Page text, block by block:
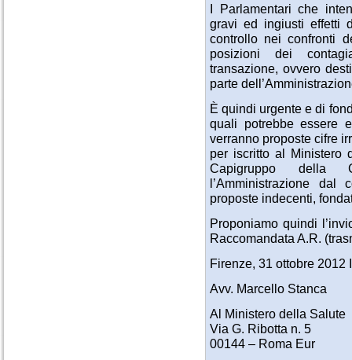
I Parlamentari che
gravi ed ingiusti effetti
controllo nei confronti
posizioni dei
transazione, ovvero
parte
È quindi urgente e di
quali potrebbe essere
verranno proposte cifre
per iscritto al Ministero
Capigruppo della
l’Amministrazione dal
proposte indecenti,
Proponiamo quindi
Raccomandata A.R.
Firenze, 31 ottobre 2012
Avv. Marcello Stanca
Al Ministero della Salute
Via G. Ribotta n. 5
00144 – Roma Eur